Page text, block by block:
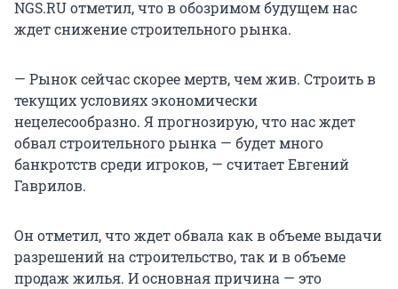
NGS.RU отметил, что в обозримом будущем нас
ждет снижение строительного рынка.
— Рынок сейчас скорее мертв, чем жив. Строить в
текущих условиях экономически
нецелесообразно. Я прогнозирую, что нас ждет
обвал строительного рынка — будет много
банкротств среди игроков, — считает Евгений
Гаврилов.
Он отметил, что ждет обвала как в объеме выдачи
разрешений на строительство, так и в объеме
продаж жилья. И основная причина — это